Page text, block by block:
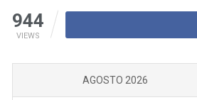
944
VIEWS
AGOSTO 2026